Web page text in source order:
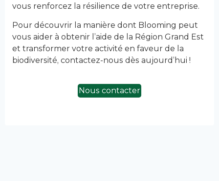
vous renforcez la résilience de votre entreprise.
Pour découvrir la manière dont Blooming peut
vous aider à obtenir l’aide de la Région Grand Est
et transformer votre activité en faveur de la
biodiversité, contactez-nous dès aujourd’hui !
Nous contacter